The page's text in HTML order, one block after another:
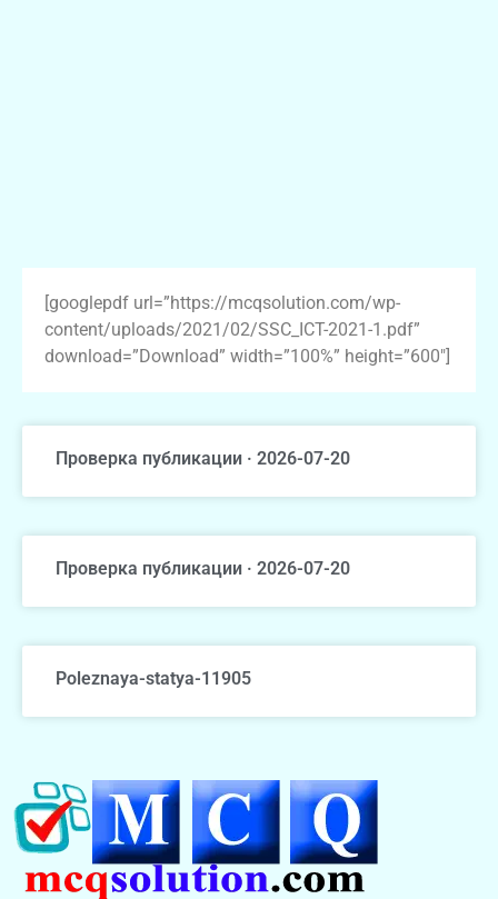
[googlepdf url=”https://mcqsolution.com/wp-
content/uploads/2021/02/SSC_ICT-2021-1.pdf”
download=”Download” width=”100%” height=”600″]
Проверка публикации · 2026-07-20
Проверка публикации · 2026-07-20
Poleznaya-statya-11905